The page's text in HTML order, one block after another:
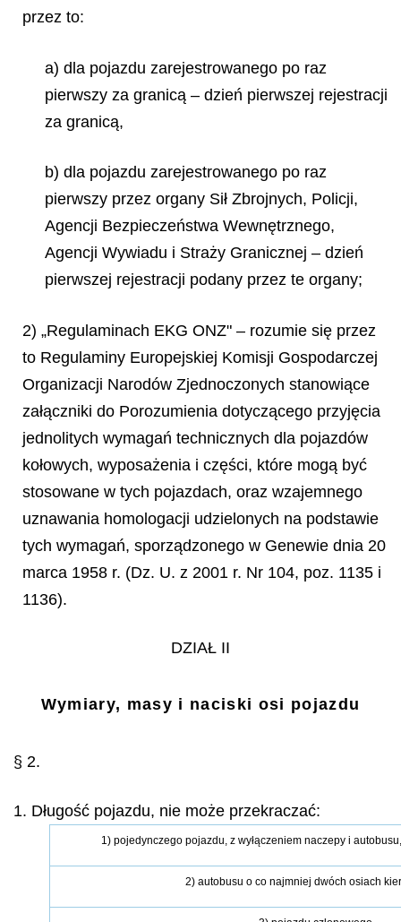
przez to:
a) dla pojazdu zarejestrowanego po raz
pierwszy za granicą – dzień pierwszej rejestracji
za granicą,
b) dla pojazdu zarejestrowanego po raz
pierwszy przez organy Sił Zbrojnych, Policji,
Agencji Bezpieczeństwa Wewnętrznego,
Agencji Wywiadu i Straży Granicznej – dzień
pierwszej rejestracji podany przez te organy;
2) „Regulaminach EKG ONZ" – rozumie się przez
to Regulaminy Europejskiej Komisji Gospodarczej
Organizacji Narodów Zjednoczonych stanowiące
załączniki do Porozumienia dotyczącego przyjęcia
jednolitych wymagań technicznych dla pojazdów
kołowych, wyposażenia i części, które mogą być
stosowane w tych pojazdach, oraz wzajemnego
uznawania homologacji udzielonych na podstawie
tych wymagań, sporządzonego w Genewie dnia 20
marca 1958 r. (Dz. U. z 2001 r. Nr 104, poz. 1135 i
1136).
DZIAŁ II
Wymiary, masy i naciski osi pojazdu
§ 2.
1. Długość pojazdu, nie może przekraczać:
1) pojedynczego pojazdu, z wyłączeniem naczepy i
2) autobusu o co najmniej dwóch osiach